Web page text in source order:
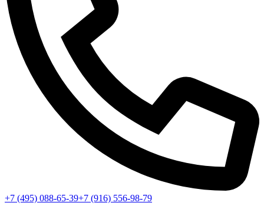
+7 (495) 088-65-39+7 (916) 556-98-79